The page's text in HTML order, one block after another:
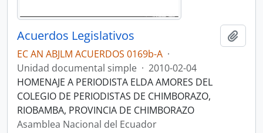
Acuerdos Legislativos
EC AN ABJLM ACUERDOS 0169b-A ·
Unidad documental simple · 2010-02-04
HOMENAJE A PERIODISTA ELDA AMORES DEL
COLEGIO DE PERIODISTAS DE CHIMBORAZO,
RIOBAMBA, PROVINCIA DE CHIMBORAZO
Asamblea Nacional del Ecuador